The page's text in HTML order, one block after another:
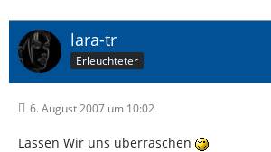
lara-tr
Erleuchteter
6. August 2007 um 10:02
Lassen Wir uns überraschen